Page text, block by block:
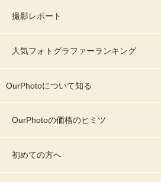
撮影レポート
人気フォトグラファーランキング
OurPhotoについて知る
OurPhotoの価格のヒミツ
初めての方へ